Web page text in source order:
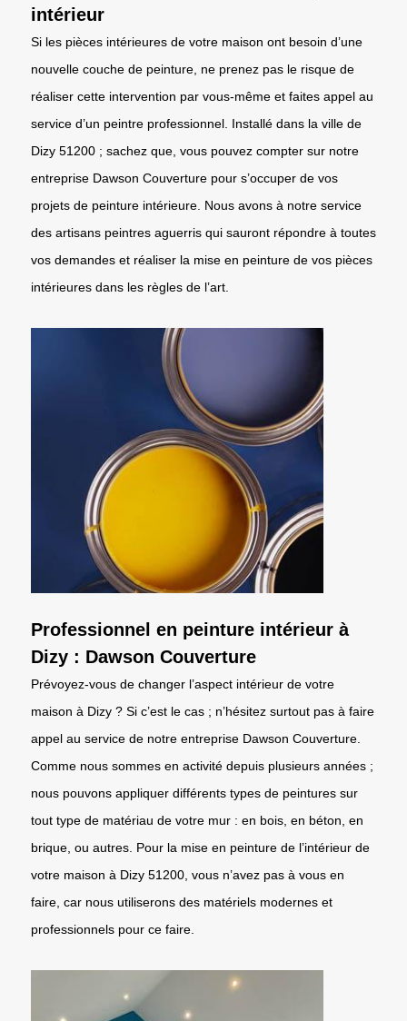
intérieur
Si les pièces intérieures de votre maison ont besoin d’une
nouvelle couche de peinture, ne prenez pas le risque de
réaliser cette intervention par vous-même et faites appel au
service d’un peintre professionnel. Installé dans la ville de
Dizy 51200 ; sachez que, vous pouvez compter sur notre
entreprise Dawson Couverture pour s’occuper de vos
projets de peinture intérieure. Nous avons à notre service
des artisans peintres aguerris qui sauront répondre à toutes
vos demandes et réaliser la mise en peinture de vos pièces
intérieures dans les règles de l’art.
Professionnel en peinture intérieur à
Dizy : Dawson Couverture
Prévoyez-vous de changer l’aspect intérieur de votre
maison à Dizy ? Si c’est le cas ; n’hésitez surtout pas à faire
appel au service de notre entreprise Dawson Couverture.
Comme nous sommes en activité depuis plusieurs années ;
nous pouvons appliquer différents types de peintures sur
tout type de matériau de votre mur : en bois, en béton, en
brique, ou autres. Pour la mise en peinture de l’intérieur de
votre maison à Dizy 51200, vous n’avez pas à vous en
faire, car nous utiliserons des matériels modernes et
professionnels pour ce faire.